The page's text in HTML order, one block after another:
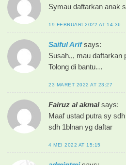
Symau daftarkan anak
19 FEBRUARI 2022 AT 14:36
Saiful Arif says:
Susah,,, mau daftarkan
Tolong di bantu…
23 MARET 2022 AT 23:27
Fairuz al akmal says:
Maaf ustad putra sy
sdh 1blnan yg daftar
4 MEI 2022 AT 15:15